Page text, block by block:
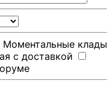
Моментальные клады
с доставкой